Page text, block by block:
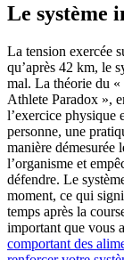
Le système
La tension exercée
qu’après 42 km, le
mal. La théorie du «
Athlete Paradox »,
l’exercice physique
personne, une
manière démesurée
l’organisme et
défendre. Le
moment, ce qui
temps après la
important que vous
comportant des